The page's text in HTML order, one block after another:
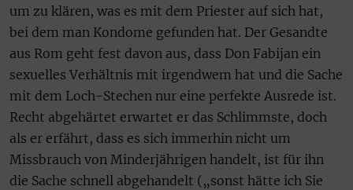
um zu klären, was es mit dem Priester auf sich hat,
bei dem man Kondome gefunden hat. Der Gesandte
aus Rom geht fest davon aus, dass Don Fabijan ein
sexuelles Verhältnis mit irgendwem hat und die Sache
mit dem Loch-Stechen nur eine perfekte Ausrede ist.
Recht abgehärtet erwartet er das Schlimmste, doch
als er erfährt, dass es sich immerhin nicht um
Missbrauch von Minderjährigen handelt, ist für ihn
die Sache schnell abgehandelt („sonst hätte ich Sie